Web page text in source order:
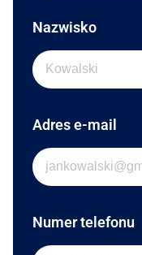
Nazwisko
Adres e-mail
Numer telefonu